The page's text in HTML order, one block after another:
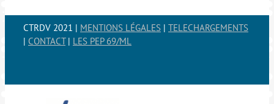
CTRDV 2021 | MENTIONS LÉGALES | TELECHARGEMENTS
| CONTACT| LES PEP 69/ML